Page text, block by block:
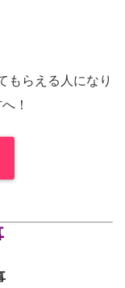
もらえる人になり
！